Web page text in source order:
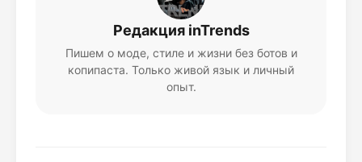
Редакция inTrends
Пишем о моде, стиле и жизни без ботов и
копипаста. Только живой язык и личный
опыт.